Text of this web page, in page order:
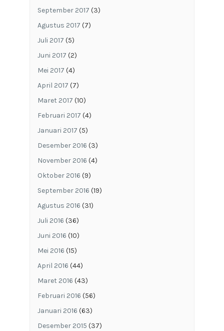
September 2017 (3)
Agustus 2017 (7)
Juli 2017 (5)
Juni 2017 (2)
Mei 2017 (4)
April 2017 (7)
Maret 2017 (10)
Februari 2017 (4)
Januari 2017 (5)
Desember 2016 (3)
November 2016 (4)
Oktober 2016 (9)
September 2016 (19)
Agustus 2016 (31)
Juli 2016 (36)
Juni 2016 (10)
Mei 2016 (15)
April 2016 (44)
Maret 2016 (43)
Februari 2016 (56)
Januari 2016 (63)
Desember 2015 (37)